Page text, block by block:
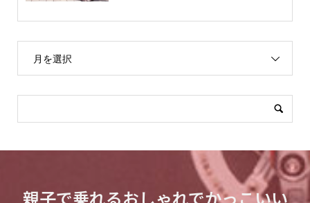
月を選択
親子で乗れるおしゃれでかっこいい